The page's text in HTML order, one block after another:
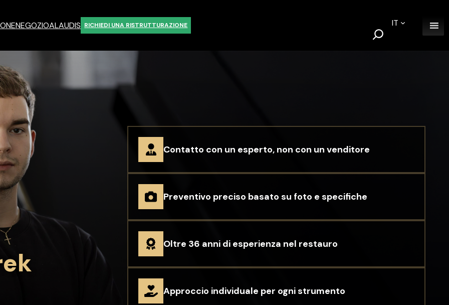
NEGOZIOALAUDIS RICHIEDI UNA RISTRUTTURAZIONE IT
Contatto con un esperto, non con un venditore
Preventivo preciso basato su foto e specifiche
Oltre 36 anni di esperienza nel restauro
Approccio individuale per ogni strumento